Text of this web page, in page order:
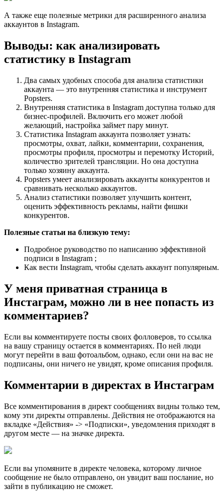
А также еще полезные метрики для расширенного анализа
аккаунтов в Instagram.
Выводы: как анализировать
статистику в Instagram
Два самых удобных способа для анализа статистики
аккаунта — это внутренняя статистика и инструмент
Popsters.
Внутренняя статистика в Instagram доступна только для
бизнес-профилей. Включить его может любой
желающий, настройка займет пару минут.
Статистика Instagram аккаунта позволяет узнать:
просмотры, охват, лайки, комментарии, сохранения,
просмотры профиля, просмотры и перемотку Историй,
количество зрителей трансляции. Но она доступна
только хозяину аккаунта.
Popsters умеет анализировать аккаунты конкурентов и
сравнивать несколько аккаунтов.
Анализ статистики позволяет улучшить контент,
оценить эффективность рекламы, найти фишки
конкурентов.
Полезные статьи на близкую тему:
Подробное руководство по написанию эффективной
подписи в Instagram ;
Как вести Instagram, чтобы сделать аккаунт популярным.
У меня приватная страница в
Инстаграм, можно ли в нее попасть из
комментариев?
Если вы комментируете посты своих фолловеров, то ссылка
на вашу страницу остается в комментариях. По ней люди
могут перейти в ваш фотоальбом, однако, если они на вас не
подписаны, они ничего не увидят, кроме описания профиля.
Комментарии в директах в Инстаграм
Все комментирования в директ сообщениях видны только тем,
кому эти директы отправлены. Действия не отображаются на
вкладке «Действия» -> «Подписки», уведомления приходят в
другом месте — на значке директа.
Если вы упомяните в директе человека, которому личное
сообщение не было отправлено, он увидит ваш послание, но
зайти в публикацию не сможет.